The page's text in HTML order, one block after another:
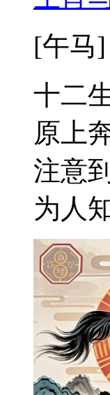
[午马]
十二
原上
注意
为人